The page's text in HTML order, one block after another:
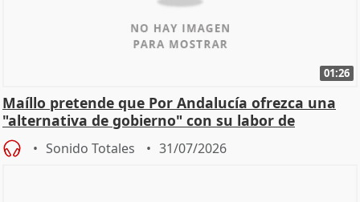
01:26
Maíllo pretende que Por Andalucía ofrezca una
"alternativa de gobierno" con su labor de
oposición
Sonido Totales 31/07/2026